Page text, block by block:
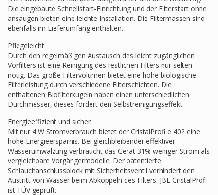
Die eingebaute Schnellstart-Einrichtung und der Filterstart ohne
ansaugen bieten eine leichte Installation. Die Filtermassen sind
ebenfalls im Lieferumfang enthalten.
Pflegeleicht
Durch den regelmäßigen Austausch des leicht zugänglichen
Vorfilters ist eine Reinigung des restlichen Filters nur selten
nötig. Das große Filtervolumen bietet eine hohe biologische
Filterleistung durch verschiedene Filterschichten. Die
enthaltenen Biofilterkugeln haben einen unterschiedlichen
Durchmesser, dieses fördert den Selbstreinigungseffekt.
Energieeffizient und sicher
Mit nur 4 W Stromverbrauch bietet der CristalProfi e 402 eine
hohe Energieersparnis. Bei gleichbleibender effektiver
Wasserumwälzung verbraucht das Gerät 31% weniger Strom als
vergleichbare Vorgängermodelle. Der patentierte
Schlauchanschlussblock mit Sicherheitsventil verhindert den
Austritt von Wasser beim Abkoppeln des Filters. JBL CristalProfi
ist TÜV geprüft.